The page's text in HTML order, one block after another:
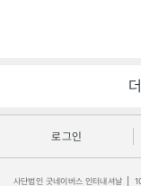
로그인
사단법인 굿네이버스 인터내셔날